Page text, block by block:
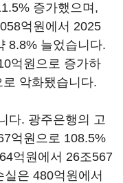
증가했으며,
억원에서 2025
8.8% 늘었습니다.
억원으로 증가하
악화됐습니다.
다. 광주은행의 고
억원으로 108.5%
억원에서 26조567
은 480억원에서